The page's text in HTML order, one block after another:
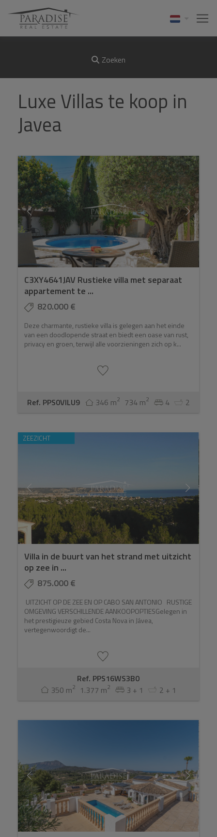
Zoeken
Luxe Villas te koop in
Javea
C3XY4641JAV Rustieke villa met separaat
appartement te ...
820.000 €
Deze charmante, rustieke villa is gelegen aan het einde
van een doodlopende straat en biedt een oase van rust,
privacy en groen, terwijl alle voorzieningen zich op k...
Ref. PPS0VILU9 346 m2 734 m2 4 2
ZEEZICHT
Villa in de buurt van het strand met uitzicht
op zee in ...
875.000 €
UITZICHT OP DE ZEE EN OP CABO SAN ANTONIO RUSTIGE
OMGEVING VERSCHILLENDE AANKOOPOPTIESGelegen in
het prestigieuze gebied Costa Nova in Jávea,
vertegenwoordigt de...
Ref. PPS16WS3B0
350 m2 1.377 m2 3 + 1 2 + 1